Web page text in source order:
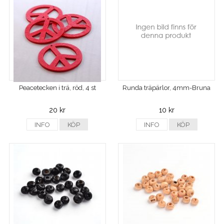
Peacetecken i trä, röd, 4 st
20 kr
INFO KÖP
Runda träpärlor, 4mm-Bruna
10 kr
INFO KÖP